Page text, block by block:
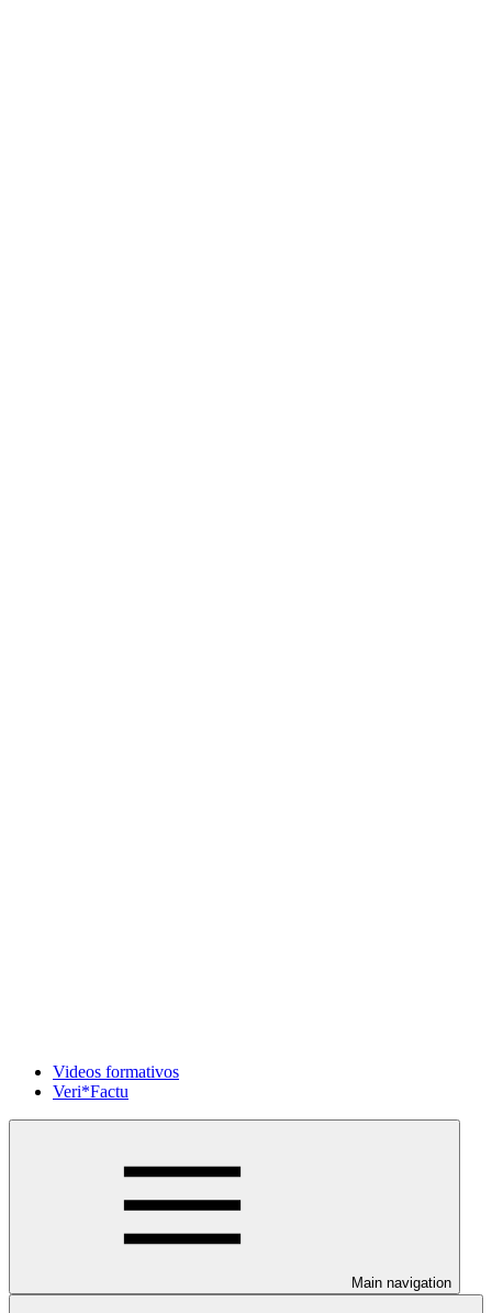
Videos formativos
Veri*Factu
Main navigation